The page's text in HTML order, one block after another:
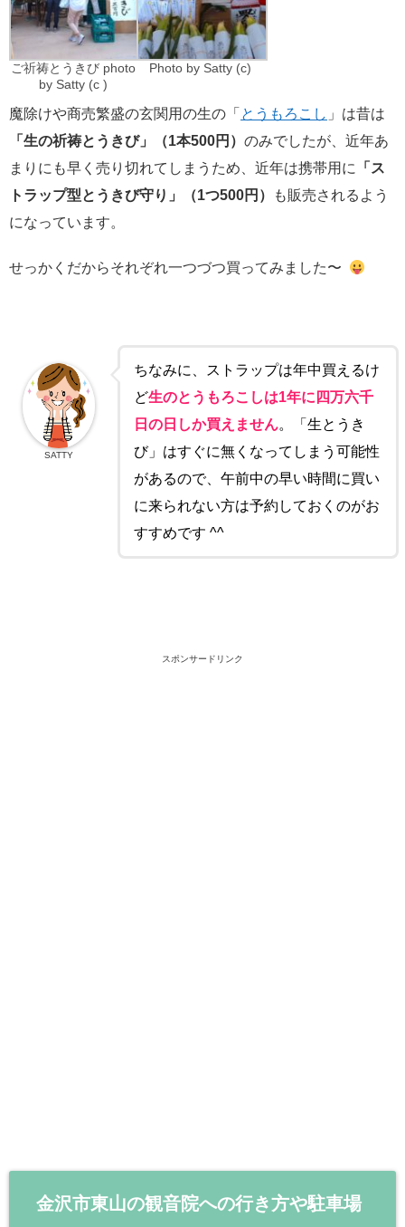
ご祈祷とうきび photo
by Satty (c )
Photo by Satty (c)
魔除けや商売繁盛の玄関用の生の「 とうもろこし 」は昔は
「生の祈祷とうきび」（1本500円） のみでしたが、近年あ
まりにも早く売り切れてしまうため、近年は携帯用に
「ス
トラップ型とうきび守り」（1つ500円）
も販売されるよう
になっています。
せっかくだからそれぞれ一つづつ買ってみました〜
ちなみに、ストラップは年中買えるけ
ど生のとうもろこしは1年に四万六千
日の日しか買えません。「生とうき
び」はすぐに無くなってしまう可能性
があるので、午前中の早い時間に買い
に来られない方は予約しておくのがお
すすめです ^^
SATTY
スポンサードリンク
金沢市東山の観音院への行き方や駐車場